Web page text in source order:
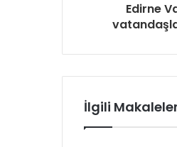
Edirne
İlgili